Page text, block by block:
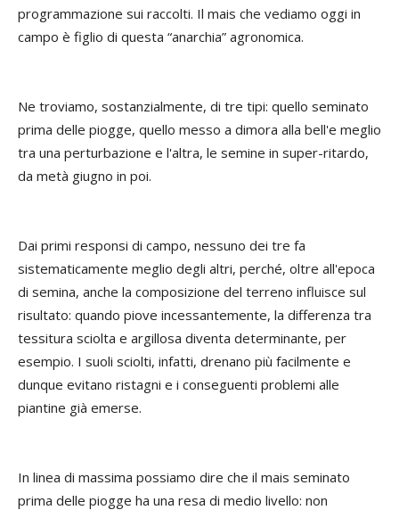
programmazione sui raccolti. Il mais che vediamo oggi in
campo è figlio di questa “anarchia” agronomica.
Ne troviamo, sostanzialmente, di tre tipi: quello seminato
prima delle piogge, quello messo a dimora alla bell'e meglio
tra una perturbazione e l'altra, le semine in super-ritardo,
da metà giugno in poi.
Dai primi responsi di campo, nessuno dei tre fa
sistematicamente meglio degli altri, perché, oltre all'epoca
di semina, anche la composizione del terreno influisce sul
risultato: quando piove incessantemente, la differenza tra
tessitura sciolta e argillosa diventa determinante, per
esempio. I suoli sciolti, infatti, drenano più facilmente e
dunque evitano ristagni e i conseguenti problemi alle
piantine già emerse.
In linea di massima possiamo dire che il mais seminato
prima delle piogge ha una resa di medio livello: non